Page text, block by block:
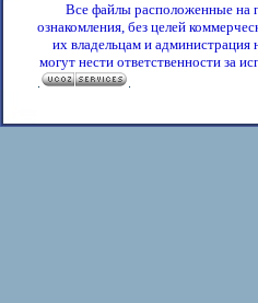
Все файлы расположенные на
ознакомления, без целей
их владельцам и администрация
могут нести ответственности за